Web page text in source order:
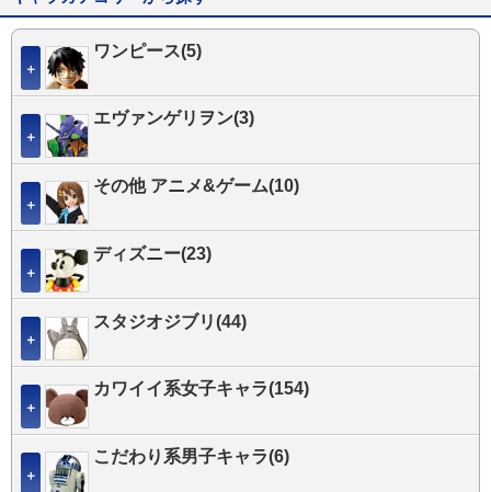
＋
ワンピース(5)
＋
エヴァンゲリヲン(3)
＋
その他 アニメ&ゲーム(10)
＋
ディズニー(23)
＋
スタジオジブリ(44)
＋
カワイイ系女子キャラ(154)
＋
こだわり系男子キャラ(6)